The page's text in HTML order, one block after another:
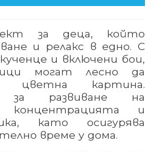
за деца, който
и релакс в едно. С
и включени бои,
могат лесно да
цветна картина.
развиване на
концентрацията и
като осигурява
време у дома.